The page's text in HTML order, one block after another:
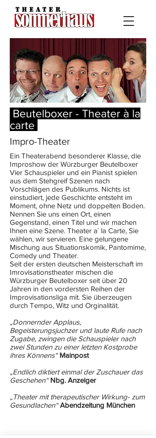
Beutelboxer - Theater à la
carte
Impro-Theater
Ein Theaterabend besonderer Klasse, die
Improshow der Würzburger Beutelboxer
Vier Schauspieler und ein Pianist spielen
aus dem Stehgreif Szenen nach
Vorschlägen des Publikums. Nichts ist
einstudiert, jede Geschichte entsteht im
Moment, ohne Netz und doppelten Boden.
Nennen Sie uns einen Ort, einen
Gegenstand, einen Titel und wir machen
Ihnen eine Szene. Theater a` la Carte, Sie
wählen, wir servieren. Eine gelungene
Mischung aus Situationskomik, Pantomime,
Comedy und Theater.
Seit der ersten deutschen Meisterschaft im
Imrovisationstheater mischen die
Würzburger Beutelboxer seit über 20
Jahren in den vordersten Reihen der
Improvisationsliga mit. Sie überzeugen
durch Tempo, Witz und Orginalität.
„Donnernder Applaus,
Begeisterungsjuchzer und laute Rufe nach
Zugabe, zwingen die Schauspieler nach
zwei Stunden zu einer letzten Kostprobe
ihres Könnens“ Mainpost
„Endlich diktiert einmal der Zuschauer das
Geschehen“ Nbg. Anzeiger
„Theater mit therapeutischer Wirkung- zum
Gesundlachen“ Abendzeitung München